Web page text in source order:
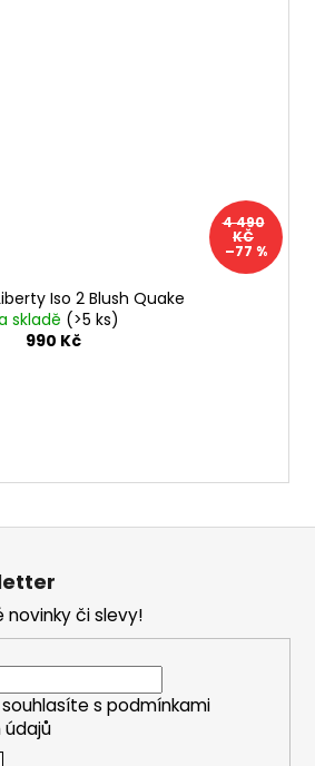
4 490
KČ
–77 %
Iso 2 Blush Quake
skladě (>5 ks)
990 Kč
novinky či slevy!
s podmínkami
údajů